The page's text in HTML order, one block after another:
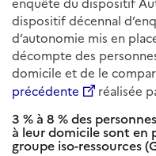
dispositif décennal
d’autonomie mis en
décompte des
domicile et de le
précédente
réalisée
3 % à 8 % des
à leur domicile sont en
groupe iso-ressources